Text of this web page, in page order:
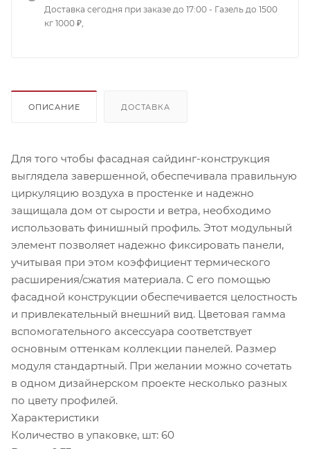
Доставка сегодня при заказе до 17:00 - Газель до 1500
кг 1000 ₽,
ОПИСАНИЕ ДОСТАВКА
Для того чтобы фасадная сайдинг-конструкция
выглядела завершенной, обеспечивала правильную
циркуляцию воздуха в простенке и надежно
защищала дом от сырости и ветра, необходимо
использовать финишный профиль. Этот модульный
элемент позволяет надежно фиксировать панели,
учитывая при этом коэффициент термического
расширения/сжатия материала. С его помощью
фасадной конструкции обеспечивается целостность
и привлекательный внешний вид. Цветовая гамма
вспомогательного аксессуара соответствует
основным оттенкам коллекции панелей. Размер
модуля стандартный. При желании можно сочетать
в одном дизайнерском проекте несколько разных
по цвету профилей.
Характеристики
Количество в упаковке, шт: 60